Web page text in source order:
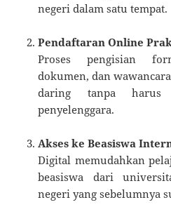
negeri dalam satu tempat.
Pendaftaran Online
Proses pengisian
dokumen, dan
daring tanpa
penyelenggara.
Akses ke Beasiswa
Digital memudahkan
beasiswa dari
negeri yang sebelumnya